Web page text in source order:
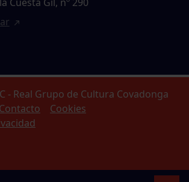
- Real Grupo de Cultura Covadonga
Contacto
Cookies